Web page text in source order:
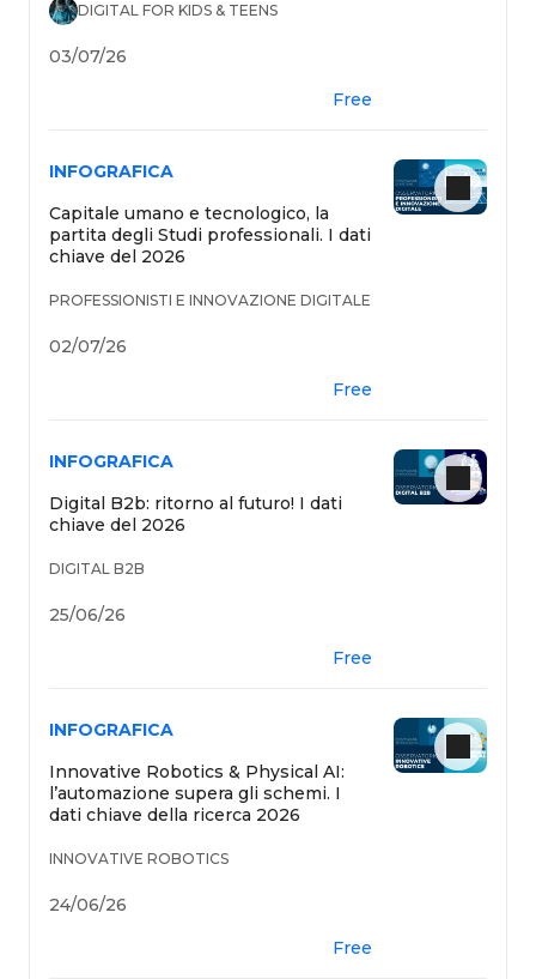
DIGITAL FOR KIDS & TEENS
03/07/26
Free
PROFESSIONISTI E INNOVAZIONE DIGITALE
INFOGRAFICA
Capitale umano e tecnologico, la
partita degli Studi professionali. I dati
chiave del 2026
02/07/26
Free
DIGITAL B2B
INFOGRAFICA
Digital B2b: ritorno al futuro! I dati
chiave del 2026
25/06/26
Free
INNOVATIVE ROBOTICS
INFOGRAFICA
Innovative Robotics & Physical AI:
l’automazione supera gli schemi. I
dati chiave della ricerca 2026
24/06/26
Free